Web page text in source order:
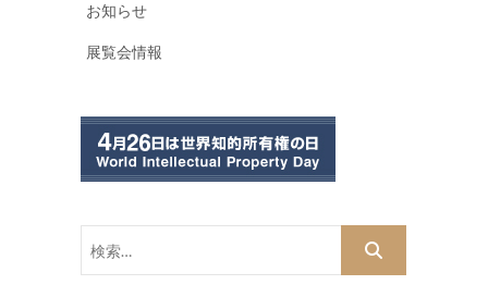
お知らせ
展覧会情報